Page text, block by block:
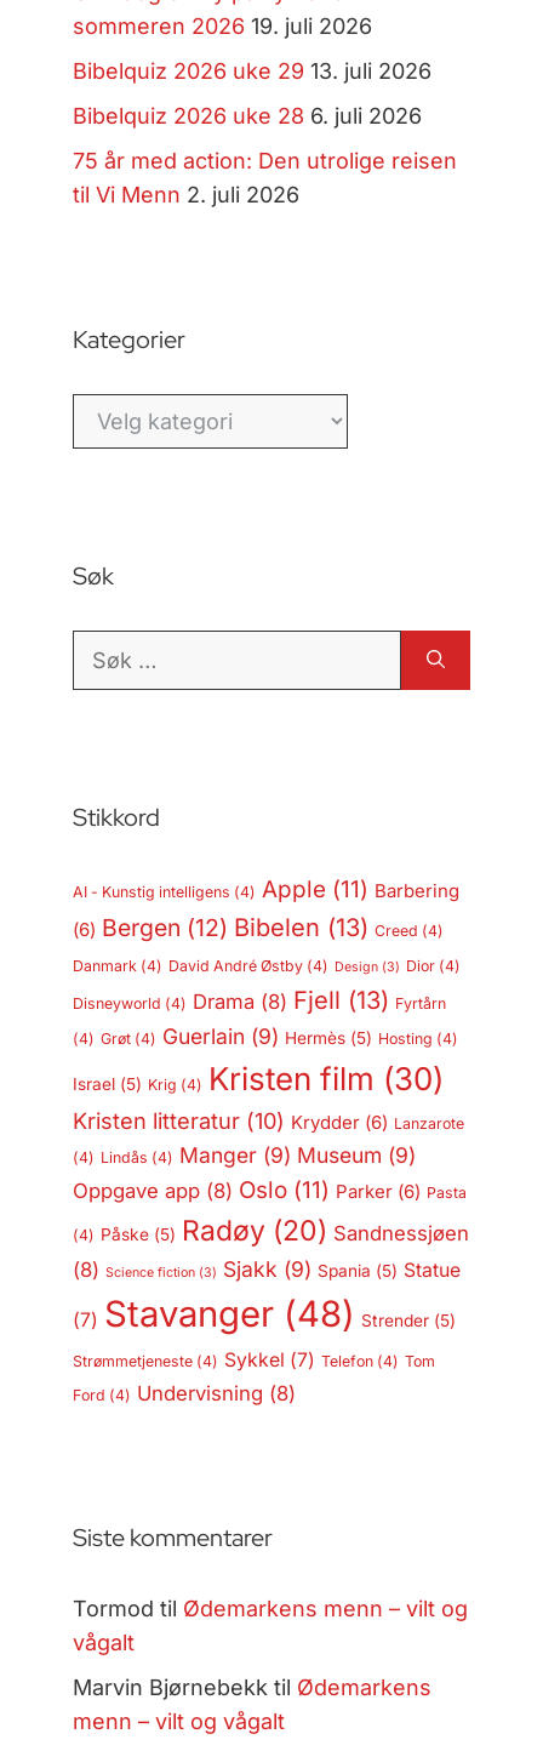
sommeren 2026 19. juli 2026
Bibelquiz 2026 uke 29 13. juli 2026
Bibelquiz 2026 uke 28 6. juli 2026
75 år med action: Den utrolige reisen
til Vi Menn 2. juli 2026
Kategorier
Kategorier
Søk
Søk
Stikkord
AI - Kunstig intelligens (4) Apple (11) Barbering
(6) Bergen (12) Bibelen (13) Creed (4)
Danmark (4) David André Østby(4) Design(3) Dior(4)
Disneyworld (4) Drama (8) Fjell (13) Fyrtårn
(4) Grøt(4) Guerlain (9) Hermès(5) Hosting (4)
Israel(5) Krig (4) Kristen film (30)
Kristen litteratur(10) Krydder(6) Lanzarote
(4) Lindås (4) Manger(9) Museum (9)
Oppgave app(8) Oslo(11) Parker(6) Pasta
(4) Påske(5) Radøy(20) Sandnessjøen
(8) Science fiction(3) Sjakk (9) Spania (5) Statue
(7) Stavanger(48) Strender(5)
Strømmetjeneste(4) Sykkel (7) Telefon(4) Tom
Ford (4) Undervisning (8)
Siste kommentarer
Tormod til Ødemarkens menn – vilt og
vågalt
Marvin Bjørnebekk til Ødemarkens
menn – vilt og vågalt